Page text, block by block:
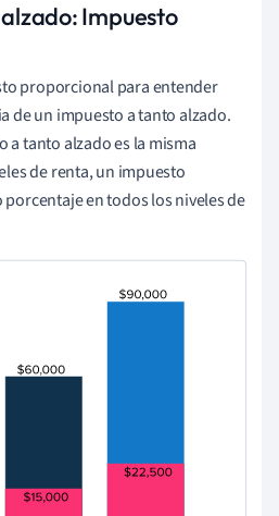
Impuesto
proporcional para entender
de un impuesto a tanto alzado.
a tanto alzado es la misma
de renta, un impuesto
en todos los niveles de